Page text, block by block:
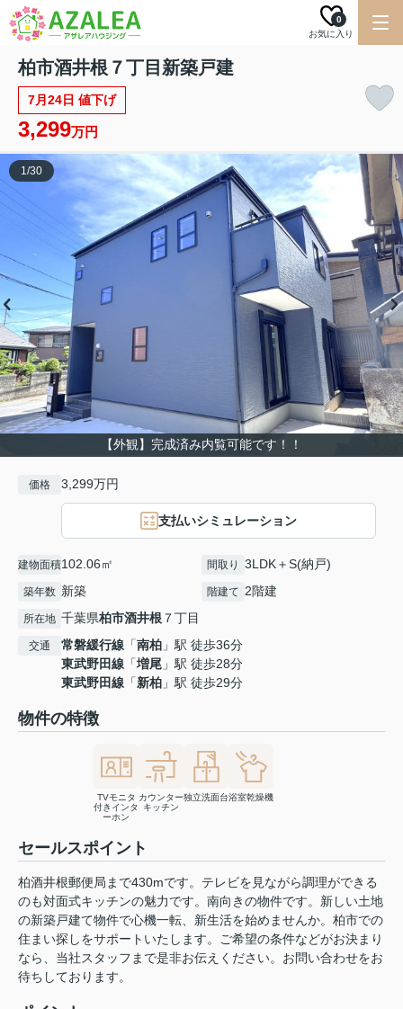
お気に入り
0
柏市酒井根７丁目新築戸建
7月24日 値下げ
3,299万円
【外観】完成済み内覧可能です！！
1/30
価格 3,299万円
支払いシミュレーション
建物面積102.06㎡ 間取り 3LDK＋S(納戸)
築年数 新築 階建て 2階建
所在地 千葉県柏市酒井根 ７丁目
交通 常磐緩行線 「南柏 」駅 徒歩36分
東武野田線 「増尾 」駅 徒歩28分
東武野田線 「新柏 」駅 徒歩29分
物件の特徴
TVモニタ
付きインタ
ーホン
カウンター
キッチン
独立洗面台浴室乾燥機
セールスポイント
柏酒井根郵便局まで430mです。テレビを見ながら調理ができる
のも対面式キッチンの魅力です。南向きの物件です。新しい土地
の新築戸建て物件で心機一転、新生活を始めませんか。柏市での
住まい探しをサポートいたします。ご希望の条件などがお決まり
なら、当社スタッフまで是非お伝えください。お問い合わせをお
待ちしております。